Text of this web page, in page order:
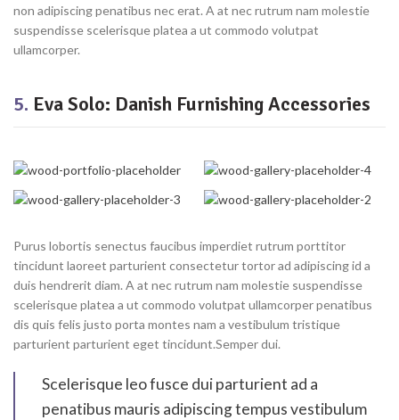
non adipiscing penatibus nec erat. A at nec rutrum nam molestie
suspendisse scelerisque platea a ut commodo volutpat
ullamcorper.
5. Eva Solo: Danish Furnishing Accessories
Purus lobortis senectus faucibus imperdiet rutrum porttitor
tincidunt laoreet parturient consectetur tortor ad adipiscing id a
duis hendrerit diam. A at nec rutrum nam molestie suspendisse
scelerisque platea a ut commodo volutpat ullamcorper penatibus
dis quis felis justo porta montes nam a vestibulum tristique
parturient parturient eget tincidunt.Semper dui.
Scelerisque leo fusce dui parturient ad a
penatibus mauris adipiscing tempus vestibulum